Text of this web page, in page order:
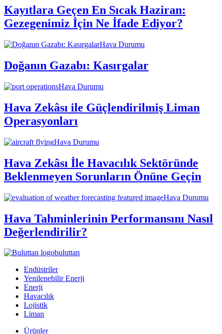
Kayıtlara Geçen En Sıcak Haziran:
Gezegenimiz İçin Ne İfade Ediyor?
Hava Durumu
Doğanın Gazabı: Kasırgalar
Hava Durumu
Hava Zekâsı ile Güçlendirilmiş Liman
Operasyonları
Hava Durumu
Hava Zekâsı İle Havacılık Sektöründe
Beklenmeyen Sorunların Önüne Geçin
Hava Durumu
Hava Tahminlerinin Performansını Nasıl
Değerlendirilir?
buluttan
Endüstriler
Yenilenebilir Enerji
Enerji
Havacılık
Lojistik
Liman
Ürünler